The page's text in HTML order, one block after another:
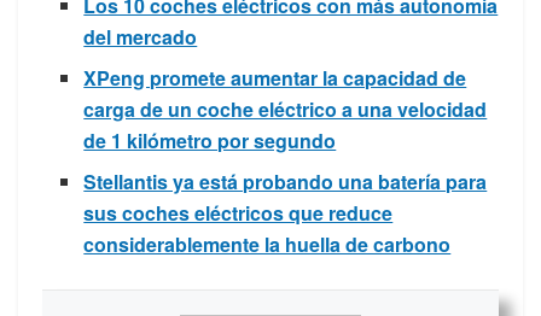
del mercado
XPeng promete aumentar la capacidad de
carga de un coche eléctrico a una velocidad
de 1 kilómetro por segundo
Stellantis ya está probando una batería para
sus coches eléctricos que reduce
considerablemente la huella de carbono